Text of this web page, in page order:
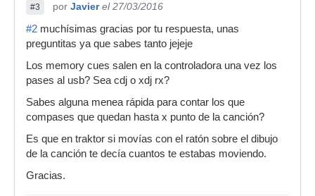
#3 por Javier el 27/03/2016
#2 muchísimas gracias por tu respuesta, unas
preguntitas ya que sabes tanto jejeje
Los memory cues salen en la controladora una vez los
pases al usb? Sea cdj o xdj rx?
Sabes alguna menea rápida para contar los que
compases que quedan hasta x punto de la canción?
Es que en traktor si movías con el ratón sobre el dibujo
de la canción te decía cuantos te estabas moviendo.
Gracias.